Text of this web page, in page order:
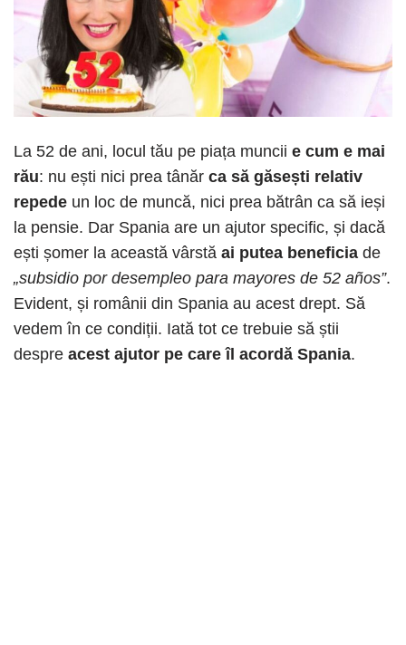
La 52 de ani, locul tău pe piața muncii e cum e mai
rău: nu ești nici prea tânăr ca să găsești relativ
repede un loc de muncă, nici prea bătrân ca să ieși
la pensie. Dar Spania are un ajutor specific, și dacă
ești șomer la această vârstă ai putea beneficia de
„subsidio por desempleo para mayores de 52 años”.
Evident, și românii din Spania au acest drept. Să
vedem în ce condiții. Iată tot ce trebuie să știi
despre acest ajutor pe care îl acordă Spania.